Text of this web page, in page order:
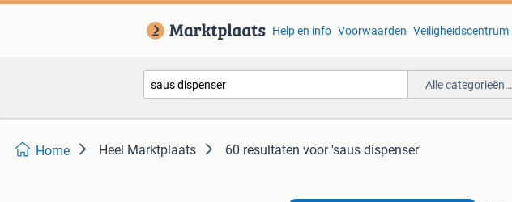
Help en info Voorwaarden Veiligheidscentrum
Alle categorieën…
Home Heel Marktplaats 60 resultaten voor 'saus dispenser'